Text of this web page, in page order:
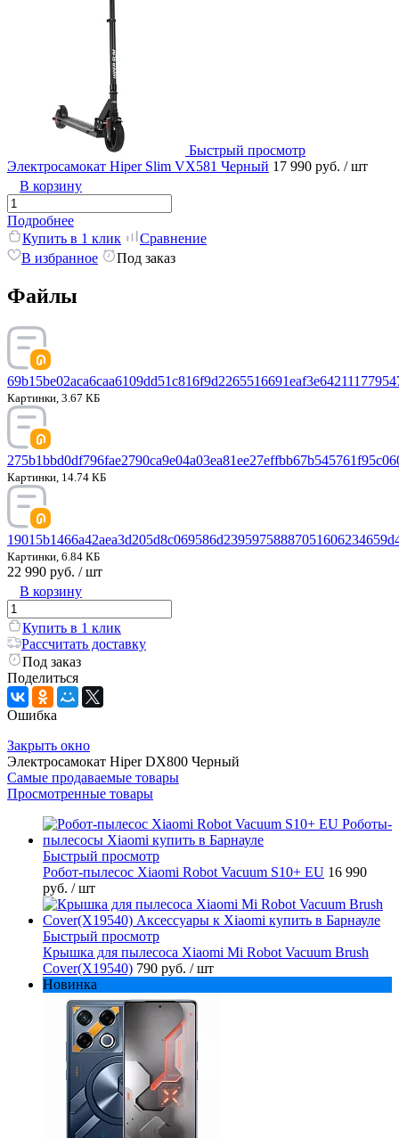
Быстрый просмотр
Электросамокат Hiper Slim VX581 Черный 17 990 руб. / шт
В корзину
Подробнее
Купить в 1 клик
Сравнение
В избранное
Под заказ
Файлы
Картинки, 3.67 КБ
Картинки, 14.74 КБ
Картинки, 6.84 КБ
22 990 руб. / шт
В корзину
Купить в 1 клик
Рассчитать доставку
Под заказ
Поделиться
Ошибка
Закрыть окно
Электросамокат Hiper DX800 Черный
Самые продаваемые товары
Просмотренные товары
Быстрый просмотр
Робот-пылесос Xiaomi Robot Vacuum S10+ EU 16 990
руб. / шт
Быстрый просмотр
Крышка для пылесоса Xiaomi Mi Robot Vacuum Brush
Cover(X19540) 790 руб. / шт
Новинка